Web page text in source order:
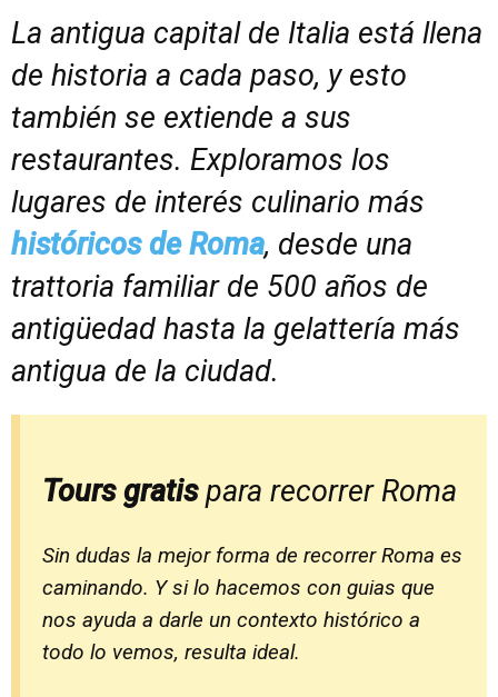
La antigua capital de Italia está llena
de historia a cada paso, y esto
también se extiende a sus
restaurantes. Exploramos los
lugares de interés culinario más
históricos de Roma, desde una
trattoria familiar de 500 años de
antigüedad hasta la gelattería más
antigua de la ciudad.
Tours gratispara recorrer Roma
Sin dudas la mejor forma de recorrer Roma es
caminando. Y si lo hacemos con guias que
nos ayuda a darle un contexto histórico a
todo lo vemos, resulta ideal.